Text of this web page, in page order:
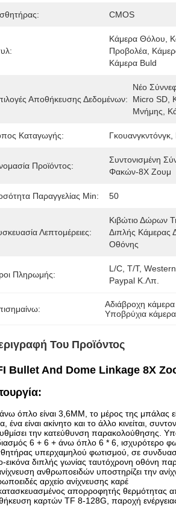
CMOS
Κάμερα Θόλου,
Προβολέα,
Κάμερα Buld
Αποθήκευσης Δεδομένων:
Νέο
Micro SD,
Μνήμης,
Καταγωγής: Γκουανγκντόνγκ,
Προϊόντος:
Συντονισμένη
Φακών-8X Ζουμ
Παραγγελίας Min: 50
Λεπτομέρειες:
Κιβώτιο Δώρων
Διπλής Κάμερας
Οθόνης
Πληρωμής:
L/C, T/T,
Paypal Κ.λπ.
Αδιάβροχη
Υποβρύχια
Του Προϊόντος
Bullet And Dome Linkage 8X
όπλο είναι 3,6MM, το μέρος της μπάλας
ένα είναι ακίνητο και το άλλο κινείται,
την κατεύθυνση παρακολούθησης.
6 + 6 + άνω όπλο 6 * 6, ισχυρότερο
υπερχαμηλού φωτισμού, σε
εικόνα διπλής γωνίας ταυτόχρονη οθόνη
ανθρωποειδών υποστηρίζει την
αρχείο ανίχνευσης καρέ
απορροφητής θερμότητας
καρτών TF 8-128G, παροχή